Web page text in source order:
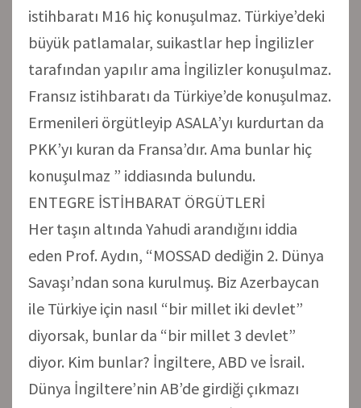
istihbaratı M16 hiç konuşulmaz. Türkiye’deki
büyük patlamalar, suikastlar hep İngilizler
tarafından yapılır ama İngilizler konuşulmaz.
Fransız istihbaratı da Türkiye’de konuşulmaz.
Ermenileri örgütleyip ASALA’yı kurdurtan da
PKK’yı kuran da Fransa’dır. Ama bunlar hiç
konuşulmaz ” iddiasında bulundu.
ENTEGRE İSTİHBARAT ÖRGÜTLERİ
Her taşın altında Yahudi arandığını iddia
eden Prof. Aydın, “MOSSAD dediğin 2. Dünya
Savaşı’ndan sona kurulmuş. Biz Azerbaycan
ile Türkiye için nasıl “bir millet iki devlet”
diyorsak, bunlar da “bir millet 3 devlet”
diyor. Kim bunlar? İngiltere, ABD ve İsrail.
Dünya İngiltere’nin AB’de girdiği çıkmazı